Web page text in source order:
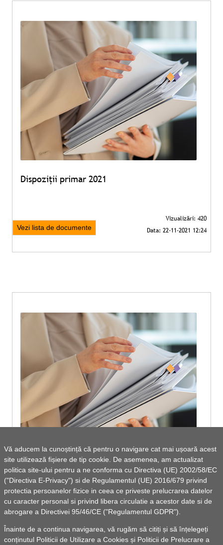
Vă aducem la cunoștință că pentru o navigare cat mai ușoară acest
site utilizează fișiere de tip cookie. De asemenea, am actualizat
politica site-ului pentru a ne conforma cu Directiva (UE) 2002/58/EC
("Directiva E-Privacy") si de Regulamentul (UE) 2016/679 privind
protectia persoanelor fizice in ceea ce priveste prelucrarea datelor
cu caracter personal si privind libera circulatie a acestor date si de
abrogare a Directivei 95/46/CE ("Regulamentul GDPR").
Înainte de a continua navigarea, vă rugăm să citiți și să înțelegeți
conținutul Politicii de Utilizare a Cookies și Politicii de Prelucrare a
Dispoziții primar 2021
Vezi lista de documente
Dispoziții primar 2020